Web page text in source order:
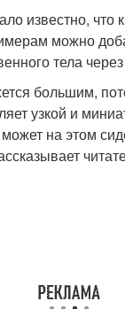
известно, что
можно
тела
большим,
узкой и
на этом